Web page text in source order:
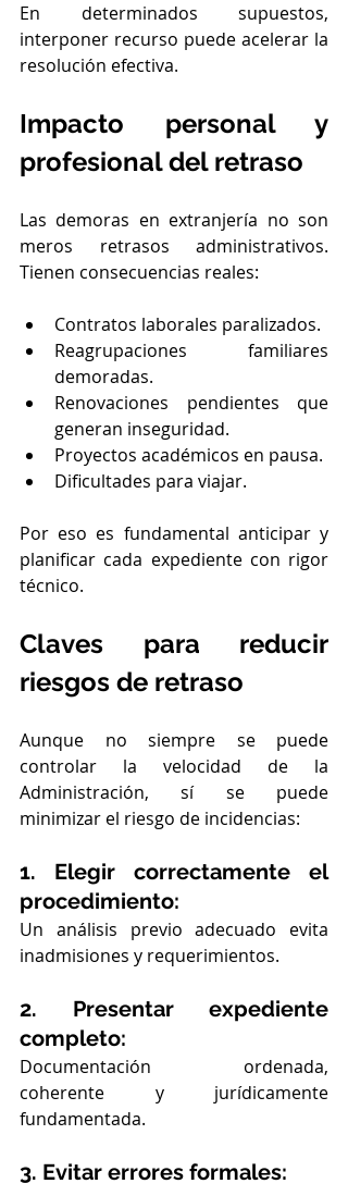
En determinados supuestos,
interponer recurso puede acelerar la
resolución efectiva.
Impacto personal y
profesional del retraso
Las demoras en extranjería no son
meros retrasos administrativos.
Tienen consecuencias reales:
Contratos laborales paralizados.
Reagrupaciones familiares
demoradas.
Renovaciones pendientes que
generan inseguridad.
Proyectos académicos en pausa.
Dificultades para viajar.
Por eso es fundamental anticipar y
planificar cada expediente con rigor
técnico.
Claves para reducir
riesgos de retraso
Aunque no siempre se puede
controlar la velocidad de la
Administración, sí se puede
minimizar el riesgo de incidencias:
1. Elegir correctamente el
procedimiento:
Un análisis previo adecuado evita
inadmisiones y requerimientos.
2. Presentar expediente
completo:
Documentación ordenada,
coherente y jurídicamente
fundamentada.
3. Evitar errores formales: